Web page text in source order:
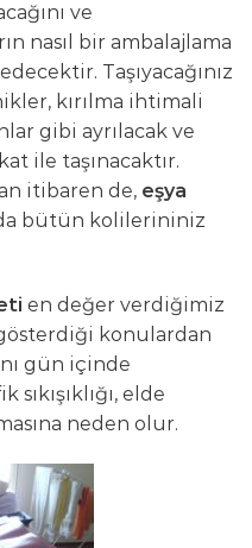
ve
nasıl bir ambalajlama
Taşıyacağınız
kırılma ihtimali
gibi ayrılacak ve
ile taşınacaktır.
itibaren de, eşya
bütün kolilerininiz
en değer verdiğimiz
konulardan
gün içinde
elde
neden olur.